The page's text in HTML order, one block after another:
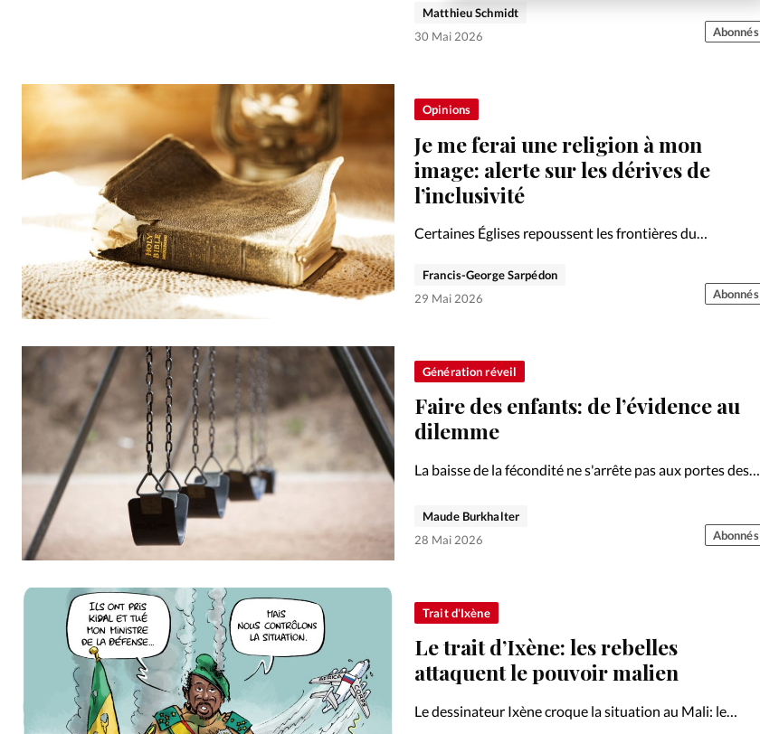
un essai sur l'autorité dans l'Église, et le témoignage
poignant d'une mère sur le handicap.
Matthieu Schmidt
30 Mai 2026
Abonnés
Opinions
Je me ferai une religion à mon
image: alerte sur les dérives de
l’inclusivité
Certaines Églises repoussent les frontières du
David Bouillon alerte sur des dérives qui contestent
l'autorité de la Bible.
Francis-George Sarpédon
29 Mai 2026
Abonnés
Génération réveil
Faire des enfants: de l’évidence au
dilemme
La baisse de la fécondité ne s'arrête pas aux portes des
mêmes hésitations que leur génération. Deuxième volet
de l'enquête.
Maude Burkhalter
28 Mai 2026
Abonnés
Trait d'Ixène
Le trait d’Ixène: les rebelles
attaquent le pouvoir malien
Le dessinateur Ixène croque la situation au Mali: le